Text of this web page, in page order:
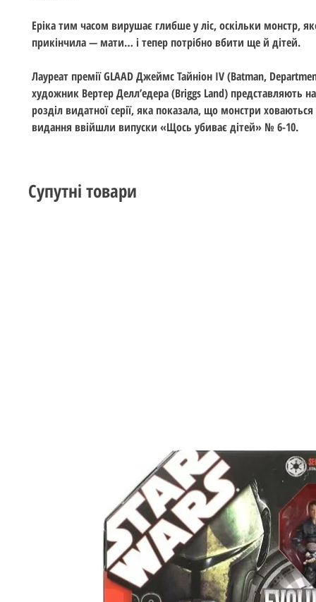
Еріка тим часом вирушає глибше у ліс, оскільки монстр,
прикінчила — мати… і тепер потрібно вбити ще й дітей.
Лауреат премії GLAAD Джеймс Тайніон IV (Batman,
художник Вертер Делл’едера (Briggs Land) представляють
розділ видатної серії, яка показала, що монстри
видання ввійшли випуски «Щось убиває дітей» № 6-10.
Супутні товари